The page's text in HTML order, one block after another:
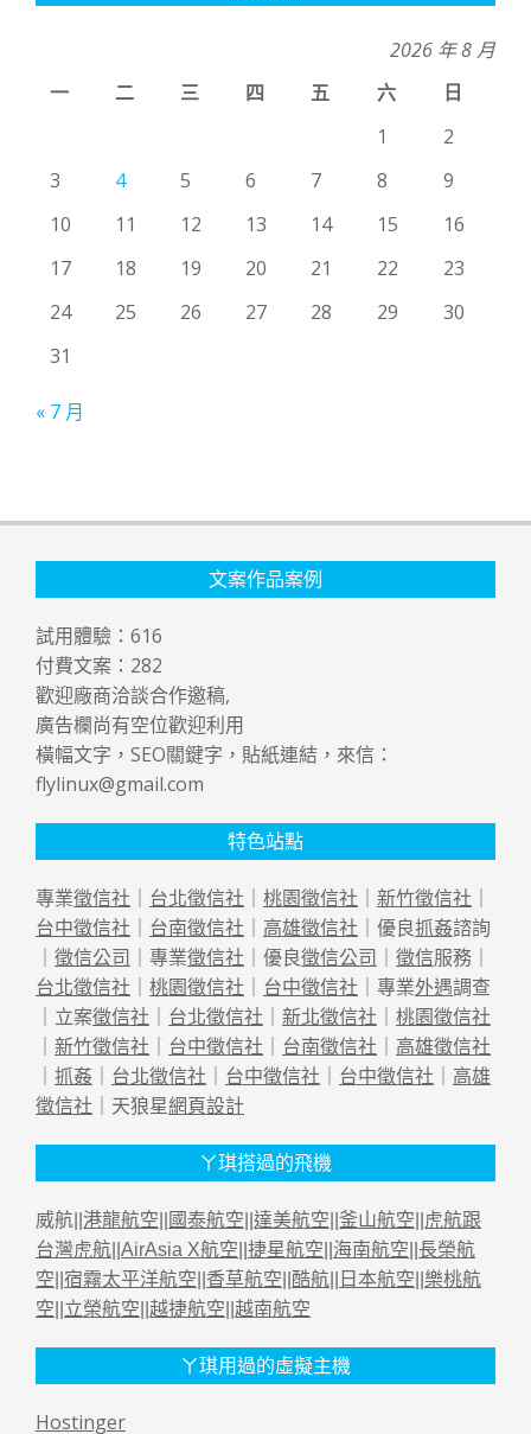
2026 年 8 月
一
二 三 四 五 六
日
1
2
3
4 5 6 7 8
9
10
11 12 13 14 15
16
17
18 19 20 21 22
23
24
25 26 27 28 29
30
31
« 7 月
文案作品案例
試用體驗： 616
付費文案： 282
歡迎廠商洽談合作邀稿,
廣告欄尚有空位歡迎利用
橫幅文字，SEO關鍵字，貼紙連結，來信：
flylinux@gmail.com
特色站點
專業徵信社 ｜ 台北徵信社 ｜ 桃園徵信社 ｜ 新竹徵信社 ｜
台中徵信社 ｜ 台南徵信社 ｜ 高雄徵信社 ｜優良抓姦諮詢
｜ 徵信公司 ｜專業徵信社 ｜優良徵信公司 ｜ 徵信服務｜
台北徵信社 ｜ 桃園徵信社 ｜ 台中徵信社 ｜專業外遇調查
｜立案徵信社 ｜ 台北徵信社 ｜ 新北徵信社 ｜ 桃園徵信社
｜ 新竹徵信社 ｜ 台中徵信社 ｜ 台南徵信社 ｜ 高雄徵信社
｜ 抓姦 ｜ 台北徵信社 ｜ 台中徵信社 ｜ 台中徵信社 ｜ 高雄
徵信社 ｜天狼星網頁設計
ㄚ琪搭過的飛機
威航|| 港龍航空 國泰航空 達美航空 釜山航空
虎航跟
台灣虎航 AirAsia X航空 捷星航空 海南航空 長榮航
空 宿霧太平洋航空 香草航空 酷航 日本航空 樂桃航
空 立榮航空 越捷航空 越南航空
ㄚ琪用過的虛擬主機
Hostinger